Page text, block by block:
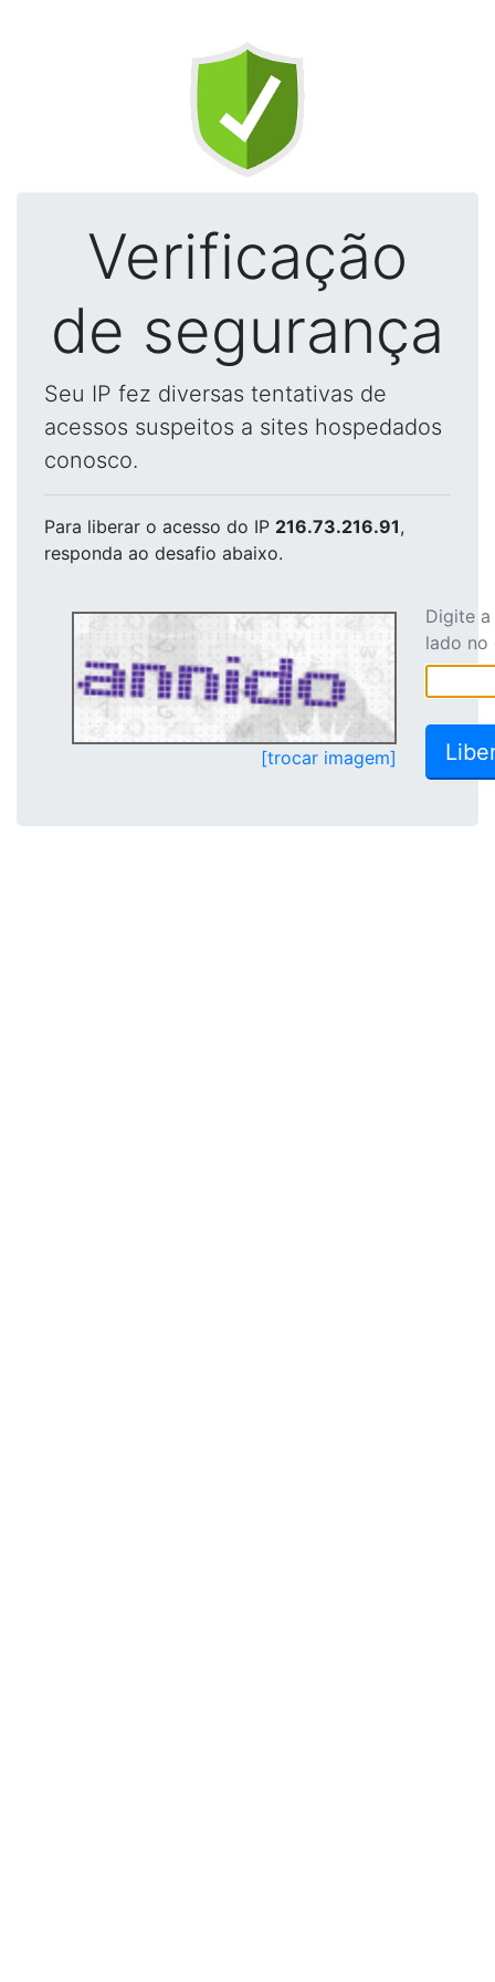
Verificação
de segurança
Seu IP fez diversas tentativas de
acessos suspeitos a sites hospedados
conosco.
Para liberar o acesso do IP 216.73.216.91,
responda ao desafio abaixo.
[trocar imagem]
Digite
lado no